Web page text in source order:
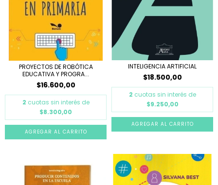
PROYECTOS DE ROBÓTICA
EDUCATIVA Y PROGRA...
$16.600,00
2 cuotas sin interés de
$8.300,00
INTELIGENCIA ARTIFICIAL
$18.500,00
2 cuotas sin interés de
$9.250,00